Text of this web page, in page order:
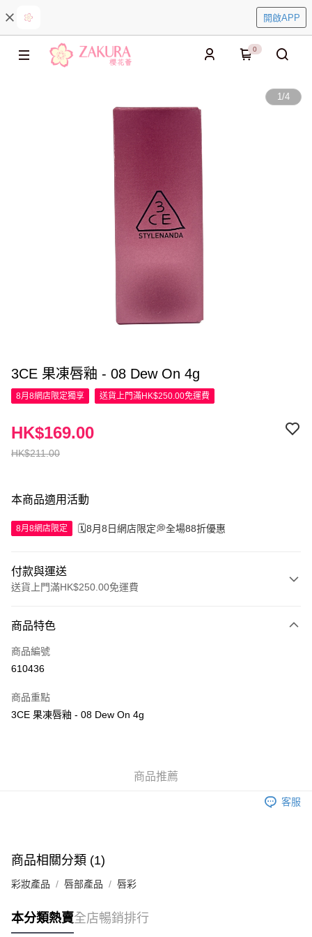
開啟APP
0
1/4
3CE 果凍唇釉 - 08 Dew On 4g
8月8網店限定獨享 送貨上門滿HK$250.00免運費
HK$211.00
HK$169.00
本商品適用活動
8月8網店限定 🗓️8月8日網店限定💭全場88折優惠
付款與運送
送貨上門滿HK$250.00免運費
信用卡
Apple Pay
WeChat Pay
JD京東物流，訂單確認發貨後2-4個工作天送達
商品特色
商品編號
610436
商品重點
3CE 果凍唇釉 - 08 Dew On 4g
商品推薦
客服
商品相關分類 (1)
彩妝產品 唇部產品 唇彩
本分類熱賣全店暢銷排行